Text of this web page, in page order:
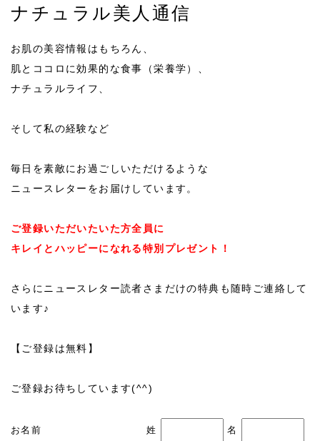
ナチュラル美人通信
お肌の美容情報はもちろん、
肌とココロに効果的な食事（栄養学）、
ナチュラルライフ、
そして私の経験など
毎日を素敵にお過ごしいただけるような
ニュースレターをお届けしています。
ご登録いただいたいた方全員に
キレイとハッピーになれる特別プレゼント！
さらにニュースレター読者さまだけの特典も随時ご連絡して
います♪
【ご登録は無料】
ご登録お待ちしています(^^)
お名前 姓 名